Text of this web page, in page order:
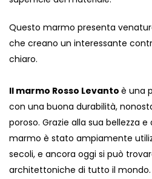
Questo marmo presenta
che creano un interessante
chiaro.
Il marmo Rosso Levanto è una
con una buona durabilità,
poroso. Grazie alla sua bellezza
marmo è stato ampiamente
secoli, e ancora oggi si può
architettoniche di tutto il mondo.